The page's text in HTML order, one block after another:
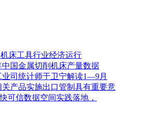
机床工具行业经济运行
中国金属切削机床产量数据
业司统计师于卫宁解读1—9月
产品实施出口管制具有重要意
可信数据空间实践落地，